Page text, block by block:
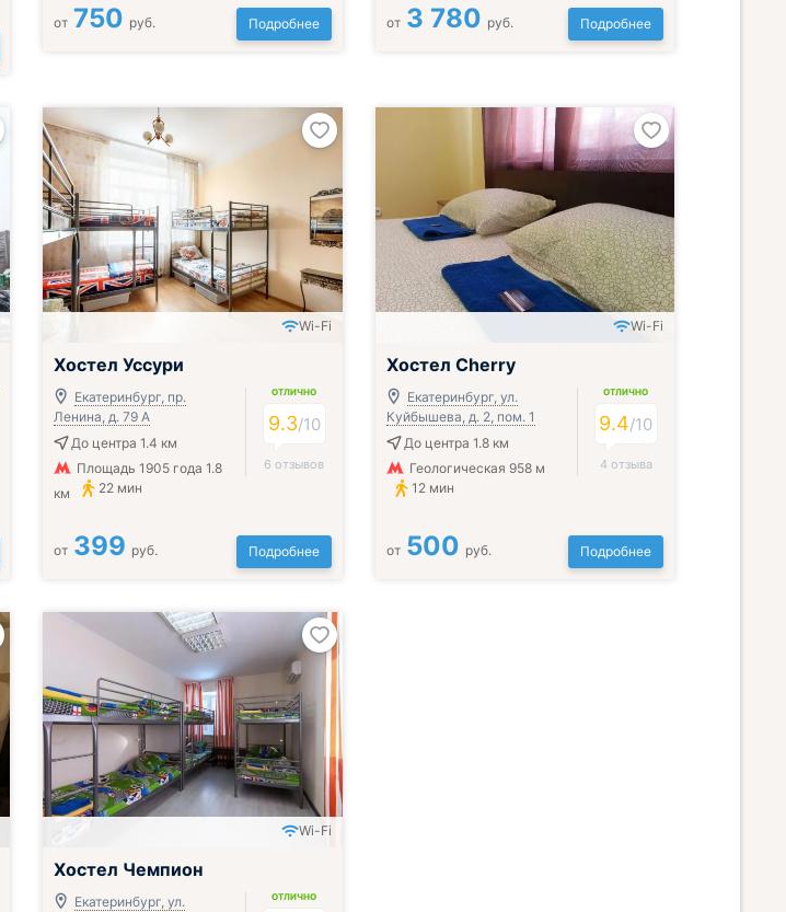
от 750 руб. Подробнее от 3 780 руб. Подробнее
Wi-Fi
Хостел Уссури
Екатеринбург, пр.
Ленина, д. 79 А
До центра 1.4 км
Площадь 1905 года 1.8
км
22 мин
ОТЛИЧНО
9.3/10
6 отзывов
от 399 руб. Подробнее
Wi-Fi
Хостел Cherry
Екатеринбург, ул.
Куйбышева, д. 2, пом. 1
До центра 1.8 км
Геологическая 958 м
12 мин
ОТЛИЧНО
9.4/10
4 отзыва
от 500 руб. Подробнее
Wi-Fi
Хостел Чемпион
Екатеринбург, ул.
ОТЛИЧНО